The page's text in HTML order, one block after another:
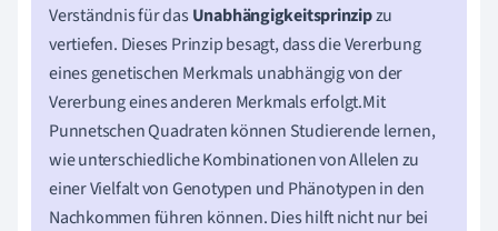
Verständnis für das Unabhängigkeitsprinzipzu
vertiefen. Dieses Prinzip besagt, dass die Vererbung
eines genetischen Merkmals unabhängig von der
Vererbung eines anderen Merkmals erfolgt.Mit
Punnetschen Quadraten können Studierende lernen,
wie unterschiedliche Kombinationen von Allelen zu
einer Vielfalt von Genotypen und Phänotypen in den
Nachkommen führen können. Dies hilft nicht nur bei